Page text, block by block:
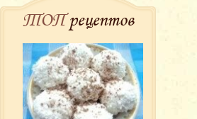
ТОПрецептов